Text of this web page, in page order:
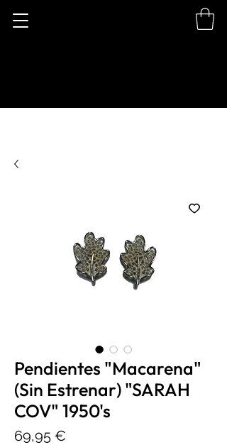
Pendientes "Macarena"
(Sin Estrenar) "SARAH
COV" 1950's
69,95 €